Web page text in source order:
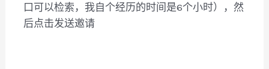
口可以检索，我自个经历的时间是6个小时），然
后点击发送邀请